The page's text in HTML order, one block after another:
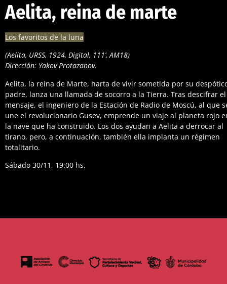
Aelita, reina de marte
Los favoritos de la luna
(Aelita, URSS, 1924, Digital, 111’, AM18)
Dirección: Yakov Protazanov.
Aelita, la reina de Marte, harta de vivir sometida por su
padre, lanza una llamada de socorro a la Tierra. Tras descifrar el
mensaje, el ingeniero de la Estación de Radio de Moscú, al que
une el revolucionario Gusev, emprende un viaje al planeta rojo
la nave que ha construido. Los dos ayudan a Aelita a derrocar al
tirano, pero, a continuación, también ella implanta un régimen
totalitario.
Sábado 30/11, 19:00 hs.